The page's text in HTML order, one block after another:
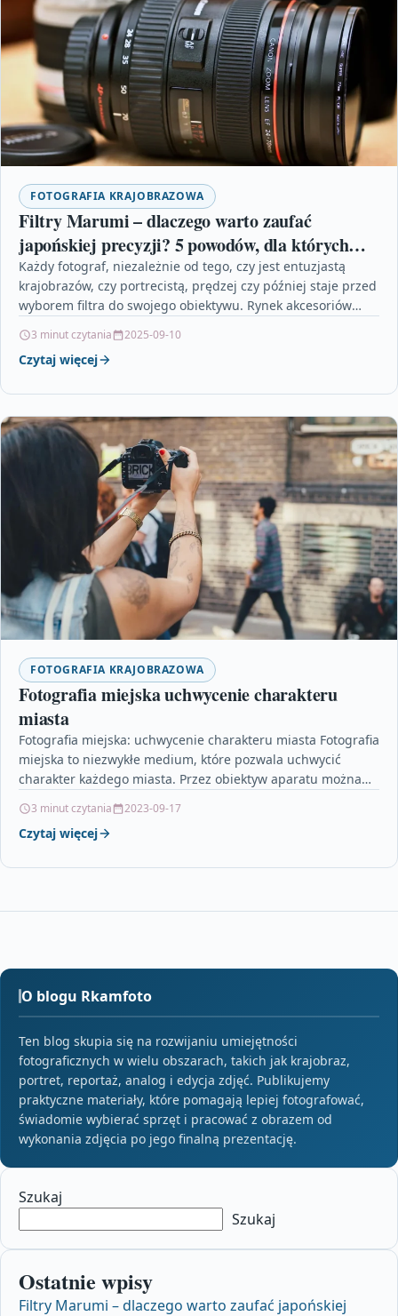
FOTOGRAFIA KRAJOBRAZOWA
Filtry Marumi – dlaczego warto zaufać
japońskiej precyzji? 5 powodów, dla których
Twój obiektyw ich potrzebuje
Każdy fotograf, niezależnie od tego, czy jest entuzjastą
krajobrazów, czy portrecistą, prędzej czy później staje przed
wyborem filtra do swojego obiektywu. Rynek akcesoriów
3 minut czytania 2025-09-10
Czytaj więcej
FOTOGRAFIA KRAJOBRAZOWA
Fotografia miejska uchwycenie charakteru
miasta
Fotografia miejska: uchwycenie charakteru miasta Fotografia
miejska to niezwykłe medium, które pozwala uchwycić
charakter każdego miasta. Przez obiektyw aparatu można
3 minut czytania 2023-09-17
Czytaj więcej
O blogu Rkamfoto
Ten blog skupia się na rozwijaniu umiejętności
fotograficznych w wielu obszarach, takich jak krajobraz,
portret, reportaż, analog i edycja zdjęć. Publikujemy
praktyczne materiały, które pomagają lepiej fotografować,
świadomie wybierać sprzęt i pracować z obrazem od
wykonania zdjęcia po jego finalną prezentację.
Szukaj
Szukaj
Ostatnie wpisy
Filtry Marumi – dlaczego warto zaufać japońskiej